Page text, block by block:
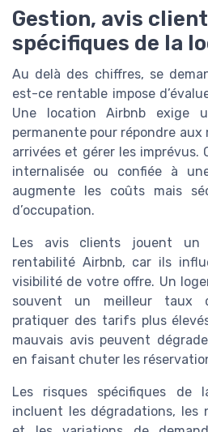
Gestion, avis
spécifiques de la
Au delà des chiffres, se
est-ce rentable impose
Une location Airbnb exige
permanente pour répondre aux
arrivées et gérer les
internalisée ou confiée à
augmente les coûts mais
d’occupation.
Les avis clients jouent un
rentabilité Airbnb, car ils
visibilité de votre offre. Un
souvent un meilleur taux
pratiquer des tarifs plus
mauvais avis peuvent
en faisant chuter les
Les risques spécifiques de
incluent les dégradations, les